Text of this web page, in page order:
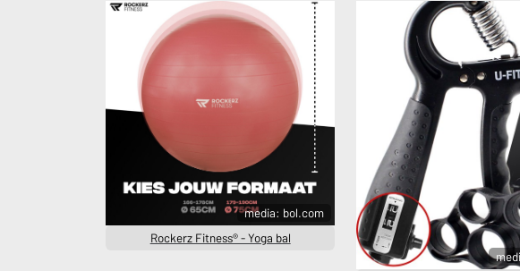
media: bol.com
Rockerz Fitness® - Yoga bal